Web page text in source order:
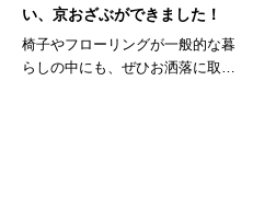
い、京おざぶができました！
椅子やフローリングが一般的な暮
らしの中にも、ぜひお洒落に取り